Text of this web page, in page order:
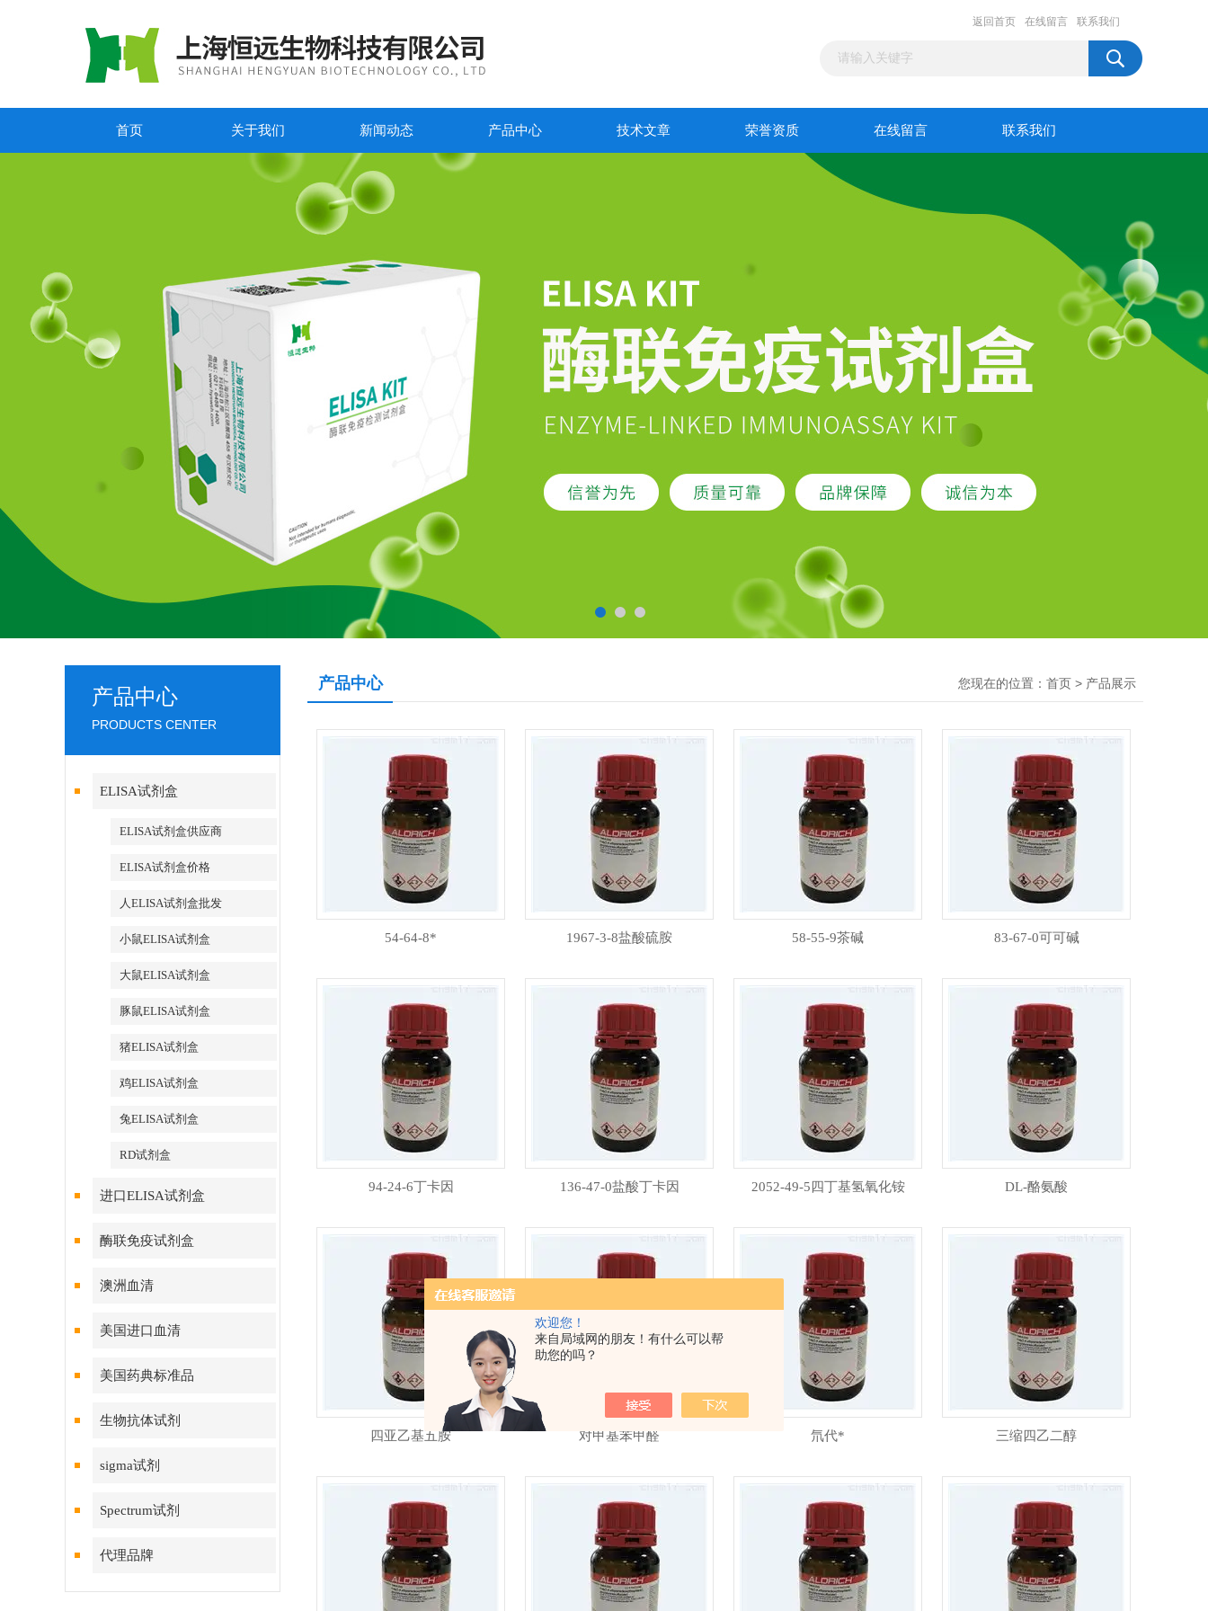
欢迎您！
来自局域网的朋友！有什么可以帮
助您的吗？
返回首页 在线留言 联系我们
首页 关于我们 新闻动态 产品中心 技术文章 荣誉资质 在线留言 联系我们
产品中心
PRODUCTS CENTER
ELISA试剂盒
ELISA试剂盒供应商
ELISA试剂盒价格
人ELISA试剂盒批发
小鼠ELISA试剂盒
大鼠ELISA试剂盒
豚鼠ELISA试剂盒
猪ELISA试剂盒
鸡ELISA试剂盒
兔ELISA试剂盒
RD试剂盒
进口ELISA试剂盒
酶联免疫试剂盒
澳洲血清
美国进口血清
美国药典标准品
生物抗体试剂
sigma试剂
Spectrum试剂
代理品牌
产品中心 您现在的位置： 首页 > 产品展示
54-64-8* 1967-3-8盐酸硫胺 58-55-9茶碱 83-67-0可可碱
94-24-6丁卡因 136-47-0盐酸丁卡因 2052-49-5四丁基氢氧化铵 DL-酪氨酸
四亚乙基五胺 对甲基苯甲醛 氘代* 三缩四乙二醇